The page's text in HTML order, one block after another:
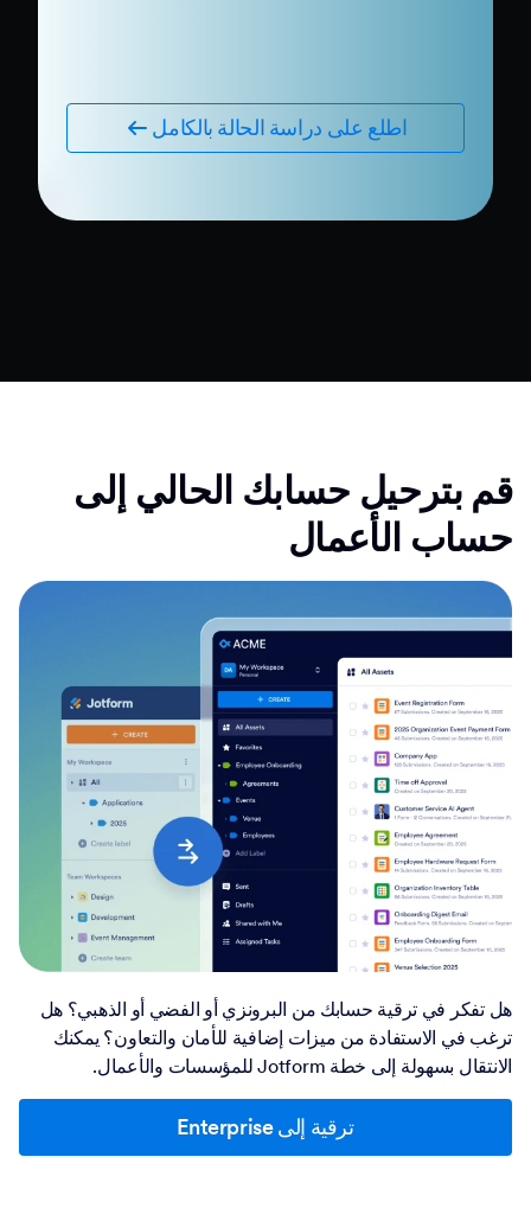
قم بترحيل حسابك الحالي إلى
حساب الأعمال
هل تفكر في ترقية حسابك من البرونزي أو الفضي أو الذهبي؟ هل
ترغب في الاستفادة من ميزات إضافية للأمان والتعاون؟ يمكنك
الانتقال بسهولة إلى خطة Jotform للمؤسسات والأعمال.
ترقية إلى Enterprise